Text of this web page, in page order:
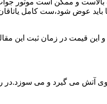
بالاست و ممکن است موتور
باید عوض شود،ست کامل
شدت تخریب موتور هزینه در بر دارد و این قیمت در زمان ثبت
آتش می گیرد و می سوزد.در